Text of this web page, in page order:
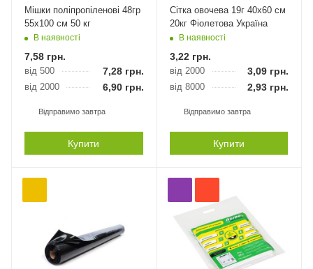
Мішки поліпропіленові 48гр
55х100 см 50 кг
В наявності
7,58 грн.
від 500 7,28грн.
від 2000 6,90грн.
Відправимо завтра
Купити
Сітка овочева 19г 40х60 см
20кг Фіолетова Україна
В наявності
3,22грн.
від 2000 3,09 грн.
від 8000 2,93 грн.
Відправимо завтра
Купити